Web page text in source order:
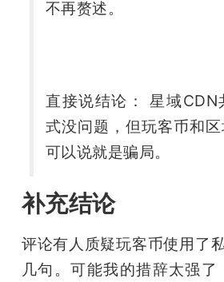
爱
机
不再赘述。
直接说结论： 星域CDN
式没问题，但玩客币和区
可以说就是骗局。
补充结论
评论有人质疑玩客币使用了
几句。可能我的措辞太强